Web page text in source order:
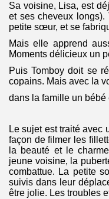
Sa voisine, Lisa, est
et ses cheveux longs).
petite sœur, et se
Mais elle apprend
Moments délicieux un
Puis Tomboy doit se
copains. Mais avec la
dans la famille un
Le sujet est traité
façon de filmer les
la beauté et le
jeune voisine, la
combattue. La petite
suivis dans leur
être jolie. Les troubles